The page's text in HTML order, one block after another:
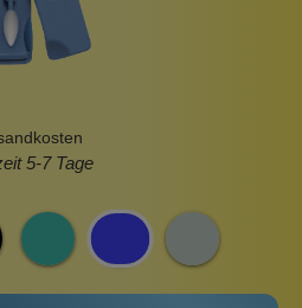
5-7 Tage